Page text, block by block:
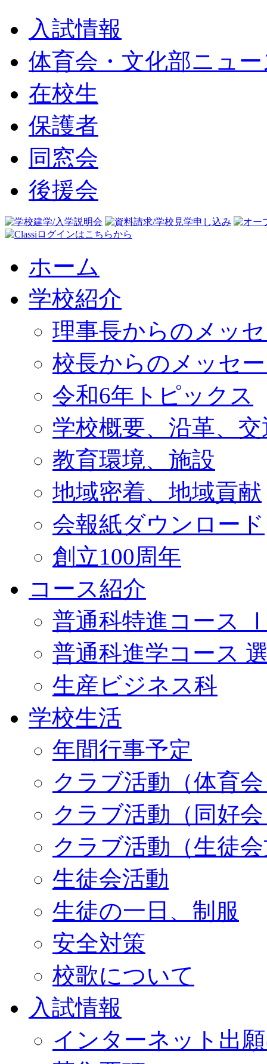
入試情報
体育会・文化部ニュ
在校生
保護者
同窓会
後援会
ホーム
学校紹介
理事長からのメッ
校長からのメッセ
令和6年トピックス
学校概要、沿革、
教育環境、施設
地域密着、地域貢献
会報紙ダウンロード
創立100周年
コース紹介
普通科特進コース
普通科進学コース
生産ビジネス科
学校生活
年間行事予定
クラブ活動（体育
クラブ活動（同好
クラブ活動（生徒
生徒会活動
生徒の一日、制服
安全対策
校歌について
入試情報
インターネット出